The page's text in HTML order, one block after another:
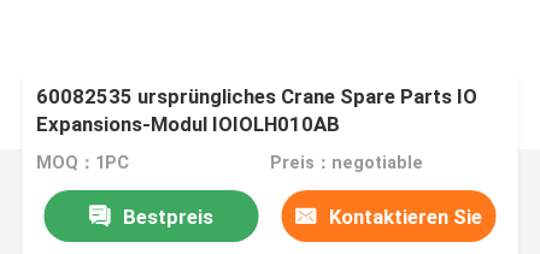
60082535 ursprüngliches Crane Spare Parts IO
Expansions-Modul IOIOLH010AB
MOQ：1PC Preis：negotiable
Bestpreis Kontaktieren Sie